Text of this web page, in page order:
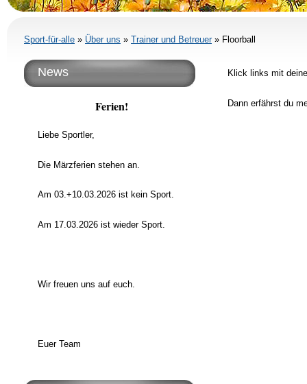
Sport-für-alle » Über uns » Trainer und Betreuer» Floorball
Klick links mit
Dann erfährst du
News
Ferien!
Liebe Sportler,
Die Märzferien stehen an.
Am 03.+10.03.2026 ist kein Sport.
Am 17.03.2026 ist wieder Sport.
Wir freuen uns auf euch.
Euer Team